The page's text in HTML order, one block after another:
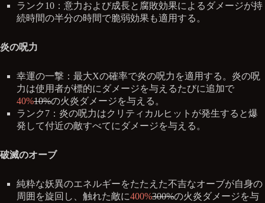
ランク10：意力および成長と腐敗効果によるダメージが持
続時間の半分の時間で脆弱効果も適用する。
炎の呪力
幸運の一撃：最大Xの確率で炎の呪力を適用する。炎の呪
力は使用者が標的にダメージを与えるたびに追加で
40%10%の火炎ダメージを与える。
ランク7：炎の呪力はクリティカルヒットが発生すると爆
発して付近の敵すべてにダメージを与える。
破滅のオーブ
純粋な妖異のエネルギーをたたえた不吉なオーブが自身の
周囲を旋回し、触れた敵に400%300%の火炎ダメージを与